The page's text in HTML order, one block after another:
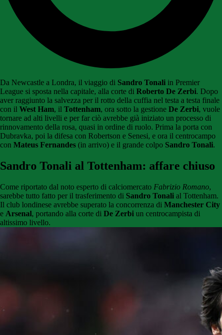
Da Newcastle a Londra, il viaggio di Sandro Tonali in Premier
League si sposta nella capitale, alla corte di Roberto De Zerbi. Dopo
aver raggiunto la salvezza per il rotto della cuffia nel testa a testa finale
con il West Ham, il Tottenham, ora sotto la gestione De Zerbi, vuole
tornare ad alti livelli e per far ciò avrebbe già iniziato un processo di
rinnovamento della rosa, quasi in ordine di ruolo. Prima la porta con
Dubravka, poi la difesa con Robertson e Senesi, e ora il centrocampo
con Mateus Fernandes (in arrivo) e il grande colpo Sandro Tonali.
Sandro Tonali al Tottenham: affare chiuso
Come riportato dal noto esperto di calciomercato Fabrizio Romano,
sarebbe tutto fatto per il trasferimento di Sandro Tonali al Tottenham.
Il club londinese avrebbe superato la concorrenza di Manchester City
e Arsenal, portando alla corte di De Zerbi un centrocampista di
altissimo livello.